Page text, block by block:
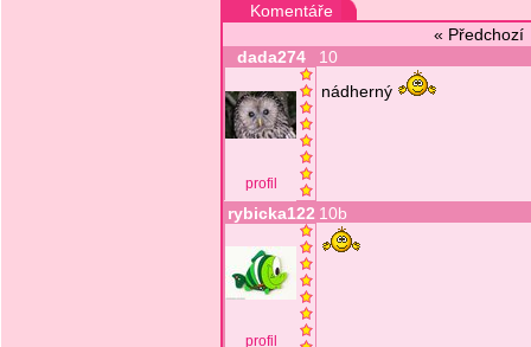
Komentáře
«
dada274
10
profil
nádherný
rybicka122 10b
profil